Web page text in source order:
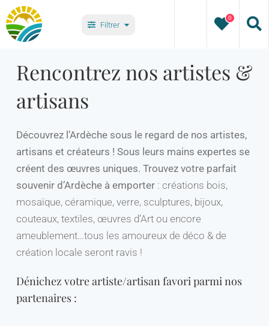
Passer
au
contenu
Filtrer
0
Villages
Rencontrez nos artistes &
artisans
Découvrez l’Ardèche sous le regard de nos artistes,
artisans et créateurs ! Sous leurs mains expertes se
créent des œuvres uniques. Trouvez votre parfait
souvenir d’Ardèche à emporter : créations bois,
mosaïque, céramique, verre, sculptures, bijoux,
couteaux, textiles, œuvres d’Art ou encore
ameublement…tous les amoureux de déco & de
création locale seront ravis !
Dénichez votre artiste/artisan favori parmi nos
partenaires :